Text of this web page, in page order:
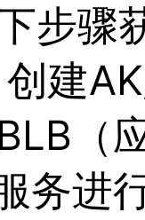
步骤
创建
BLB（
务进